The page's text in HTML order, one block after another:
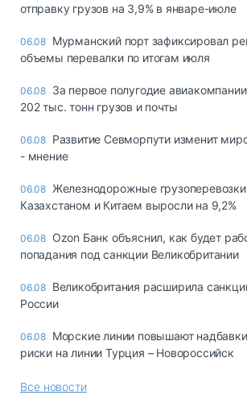
отправку грузов на 3,9% в январе-июле
06.08 Мурманский порт зафиксировал
объемы перевалки по итогам июля
06.08 За первое полугодие
202 тыс. тонн грузов и почты
06.08 Развитие Севморпути изменит
- мнение
06.08 Железнодорожные
Казахстаном и Китаем выросли на 9,2%
06.08 Ozon Банк объяснил, как будет
попадания под санкции Великобритании
06.08 Великобритания расширила
России
06.08 Морские линии повышают
риски на линии Турция – Новороссийск
Все новости